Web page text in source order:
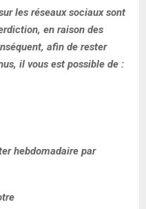
les réseaux sociaux sont
en raison des
afin de rester
il vous est possible de :
hebdomadaire par